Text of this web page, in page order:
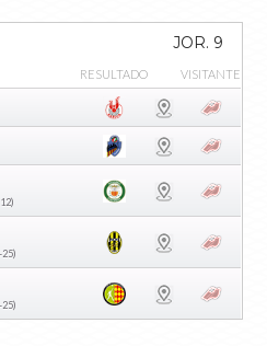
JOR. 9
RESULTADO VISITANTE